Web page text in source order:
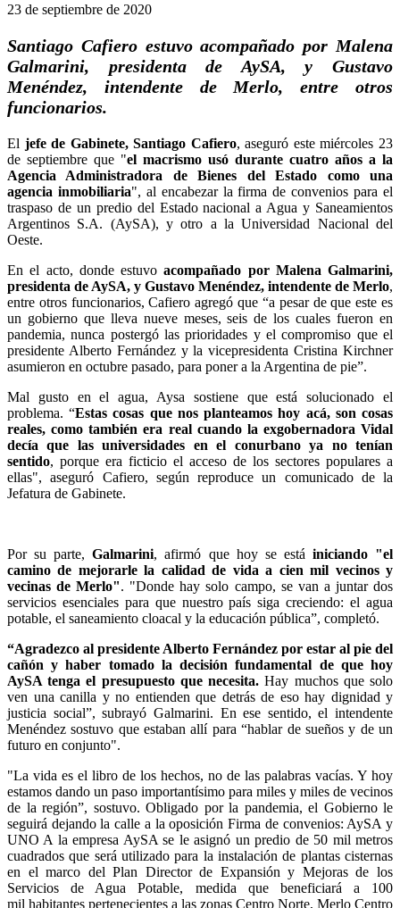
23 de septiembre de 2020
Santiago Cafiero estuvo acompañado por Malena
Galmarini, presidenta de AySA, y Gustavo
Menéndez, intendente de Merlo, entre otros
funcionarios.
El jefe de Gabinete, Santiago Cafiero, aseguró este miércoles 23
de septiembre que "el macrismo usó durante cuatro años a la
Agencia Administradora de Bienes del Estado como una
agencia inmobiliaria", al encabezar la firma de convenios para el
traspaso de un predio del Estado nacional a Agua y Saneamientos
Argentinos S.A. (AySA), y otro a la Universidad Nacional del
Oeste.
En el acto, donde estuvoacompañado por Malena Galmarini,
presidenta de AySA, y Gustavo Menéndez, intendente de Merlo,
entre otros funcionarios, Cafiero agregó que “a pesar de que este es
un gobierno que lleva nueve meses, seis de los cuales fueron en
pandemia, nunca postergó las prioridades y el compromiso que el
presidente Alberto Fernández y la vicepresidenta Cristina Kirchner
asumieron en octubre pasado, para poner a la Argentina de pie”.
Mal gusto en el agua, Aysa sostiene que está solucionado el
problema. “Estas cosas que nos planteamos hoy acá, son cosas
reales, como también era real cuando la exgobernadora Vidal
decía que las universidades en el conurbano ya no tenían
sentido, porque era ficticio el acceso de los sectores populares a
ellas", aseguró Cafiero, según reproduce un comunicado de la
Jefatura de Gabinete.
Por su parte,Galmarini, afirmó que hoy se está iniciando "el
camino de mejorarle la calidad de vida a cien mil vecinos y
vecinas de Merlo". "Donde hay solo campo, se van a juntar dos
servicios esenciales para que nuestro país siga creciendo: el agua
potable, el saneamiento cloacal y la educación pública”, completó.
“Agradezco al presidente Alberto Fernández por estar al pie del
cañón y haber tomado la decisión fundamental de que hoy
AySA tenga el presupuesto que necesita.Hay muchos que solo
ven una canilla y no entienden que detrás de eso hay dignidad y
justicia social”, subrayó Galmarini. En ese sentido, el intendente
Menéndez sostuvo que estaban allí para “hablar de sueños y de un
futuro en conjunto".
"La vida es el libro de los hechos, no de las palabras vacías. Y hoy
estamos dando un paso importantísimo para miles y miles de vecinos
de la región”, sostuvo. Obligado por la pandemia, el Gobierno le
seguirá dejando la calle a la oposición Firma de convenios: AySA y
UNO A la empresa AySA se le asignó un predio de 50 mil metros
cuadrados que será utilizado para la instalación de plantas cisternas
en el marco del Plan Director de Expansión y Mejoras de los
Servicios de Agua Potable, medida que beneficiará a 100
mil habitantes pertenecientes a las zonas Centro Norte, Merlo Centro